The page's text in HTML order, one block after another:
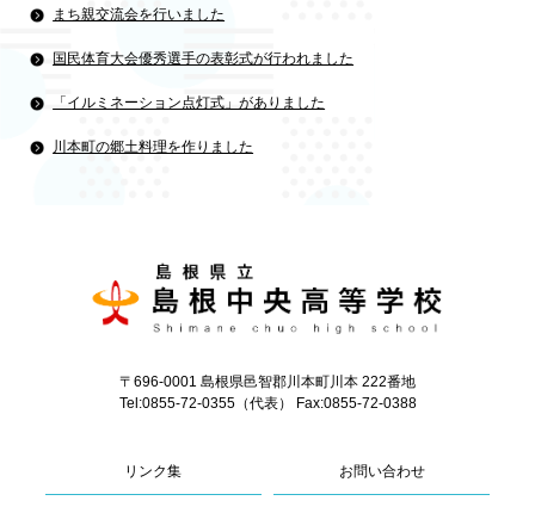
まち親交流会を行いました
国民体育大会優秀選手の表彰式が行われました
「イルミネーション点灯式」がありました
川本町の郷土料理を作りました
〒696-0001 島根県邑智郡川本町川本 222番地
Tel:0855-72-0355（代表） Fax:0855-72-0388
リンク集 お問い合わせ